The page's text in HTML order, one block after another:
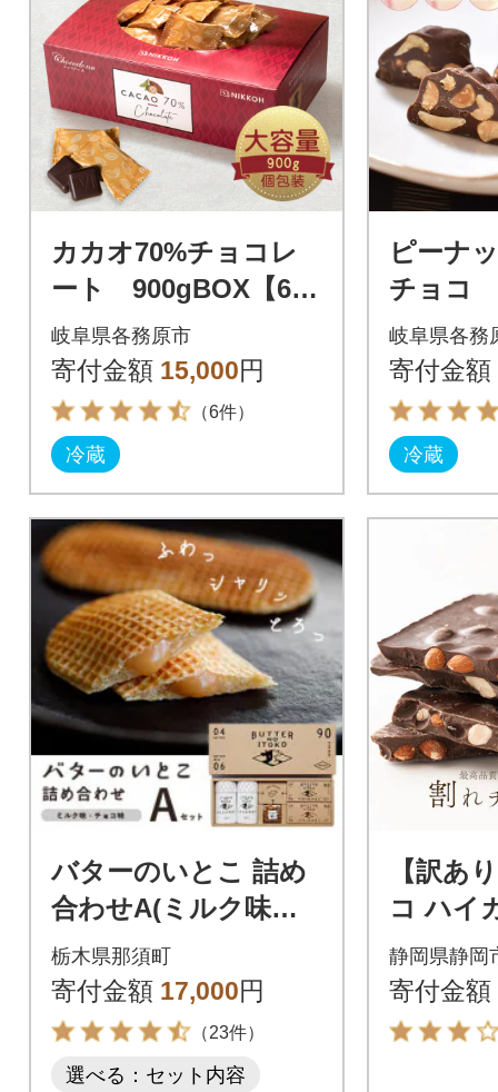
カカオ70%チョコレ
ート 900gBOX【60
1】
岐阜県各務原市
寄付金額 15,000円
（6件）
冷蔵
ピーナ
チョコ
04】
岐阜県各務
寄付金額
冷蔵
バターのいとこ 詰め
合わせA(ミルク味、
チョコ味、ラスク2種
類、グラノーラ)〔P-
3〕
栃木県那須町
寄付金額 17,000円
（23件）
選べる：セット内容
【訳あ
コ ハイ
ンド
クーベ
用
静岡県静岡
寄付金額